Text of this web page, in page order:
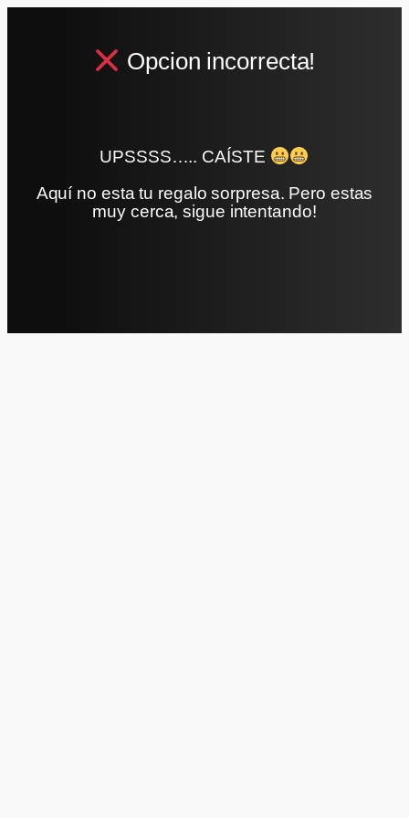
Opcion incorrecta!
UPSSSS….. CAÍSTE
Aquí no esta tu regalo sorpresa. Pero estas
muy cerca, sigue intentando!